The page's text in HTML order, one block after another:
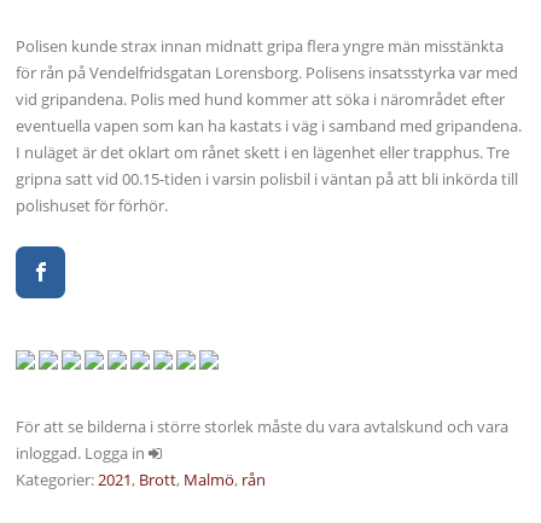
Polisen kunde strax innan midnatt gripa flera yngre män misstänkta
för rån på Vendelfridsgatan Lorensborg. Polisens insatsstyrka var med
vid gripandena. Polis med hund kommer att söka i närområdet efter
eventuella vapen som kan ha kastats i väg i samband med gripandena.
I nuläget är det oklart om rånet skett i en lägenhet eller trapphus. Tre
gripna satt vid 00.15-tiden i varsin polisbil i väntan på att bli inkörda till
polishuset för förhör.
För att se bilderna i större storlek måste du vara avtalskund och vara
inloggad. Logga in
Kategorier:2021, Brott, Malmö, rån